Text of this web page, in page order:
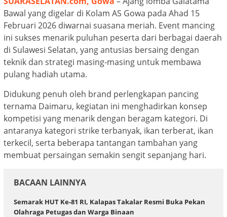
Bawal yang digelar di Kolam AS Gowa pada Ahad 15
Februari 2026 diwarnai suasana meriah. Event mancing
ini sukses menarik puluhan peserta dari berbagai daerah
di Sulawesi Selatan, yang antusias bersaing dengan
teknik dan strategi masing-masing untuk membawa
pulang hadiah utama.
Didukung penuh oleh brand perlengkapan pancing
ternama Daimaru, kegiatan ini menghadirkan konsep
kompetisi yang menarik dengan beragam kategori. Di
antaranya kategori strike terbanyak, ikan terberat, ikan
terkecil, serta beberapa tantangan tambahan yang
membuat persaingan semakin sengit sepanjang hari.
BACAAN LAINNYA
Semarak HUT Ke-81 RI, Kalapas Takalar Resmi Buka Pekan
Olahraga Petugas dan Warga Binaan